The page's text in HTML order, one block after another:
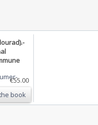
€55.00
book